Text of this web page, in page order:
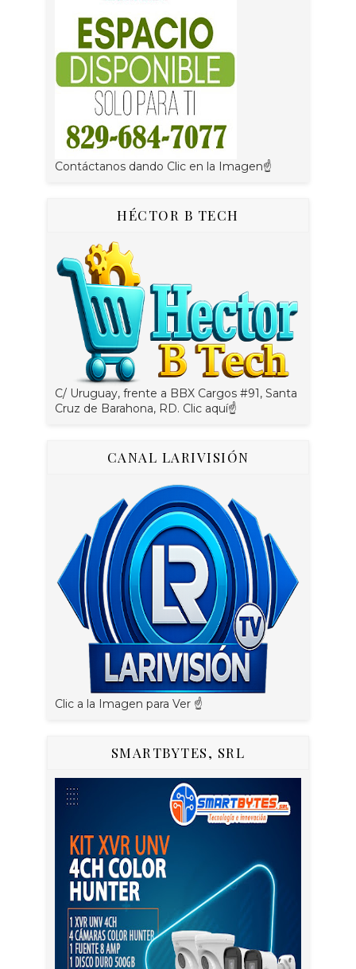
Contáctanos dando Clic en la Imagen☝
HÉCTOR B TECH
C/ Uruguay, frente a BBX Cargos #91, Santa
Cruz de Barahona, RD. Clic aquí☝
CANAL LARIVISIÓN
Clic a la Imagen para Ver ☝️
SMARTBYTES, SRL